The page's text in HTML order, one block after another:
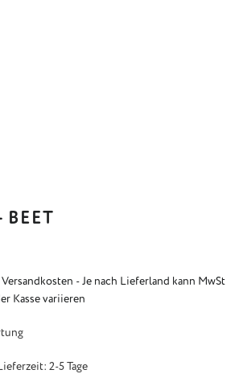
BEET
- Je nach Lieferland kann MwSt
Kasse variieren
von 5 von 5 Sternen
2-5 Tage